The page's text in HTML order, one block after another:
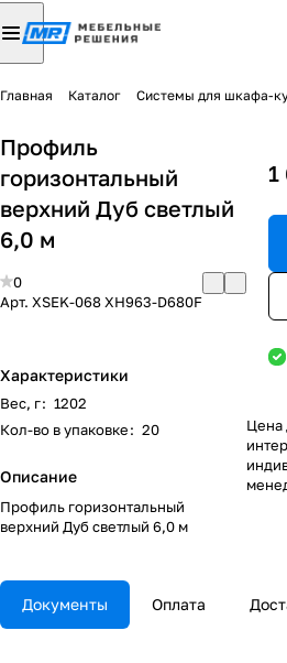
Главная Каталог Системы для шкафа-
Профиль
горизонтальный
верхний Дуб светлый
6,0 м
0
Арт. XSEK-068 XH963-D680F
Характеристики
Вес, г: 1202
Кол-во в упаковке: 20
Описание
Профиль горизонтальный
верхний Дуб светлый 6,0 м
1
Цена
Документы Оплата